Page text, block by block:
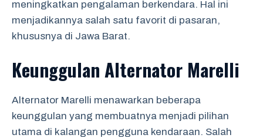
meningkatkan pengalaman berkendara. Hal ini
menjadikannya salah satu favorit di pasaran,
khususnya di Jawa Barat.
Keunggulan Alternator Marelli
Alternator Marelli menawarkan beberapa
keunggulan yang membuatnya menjadi pilihan
utama di kalangan pengguna kendaraan. Salah